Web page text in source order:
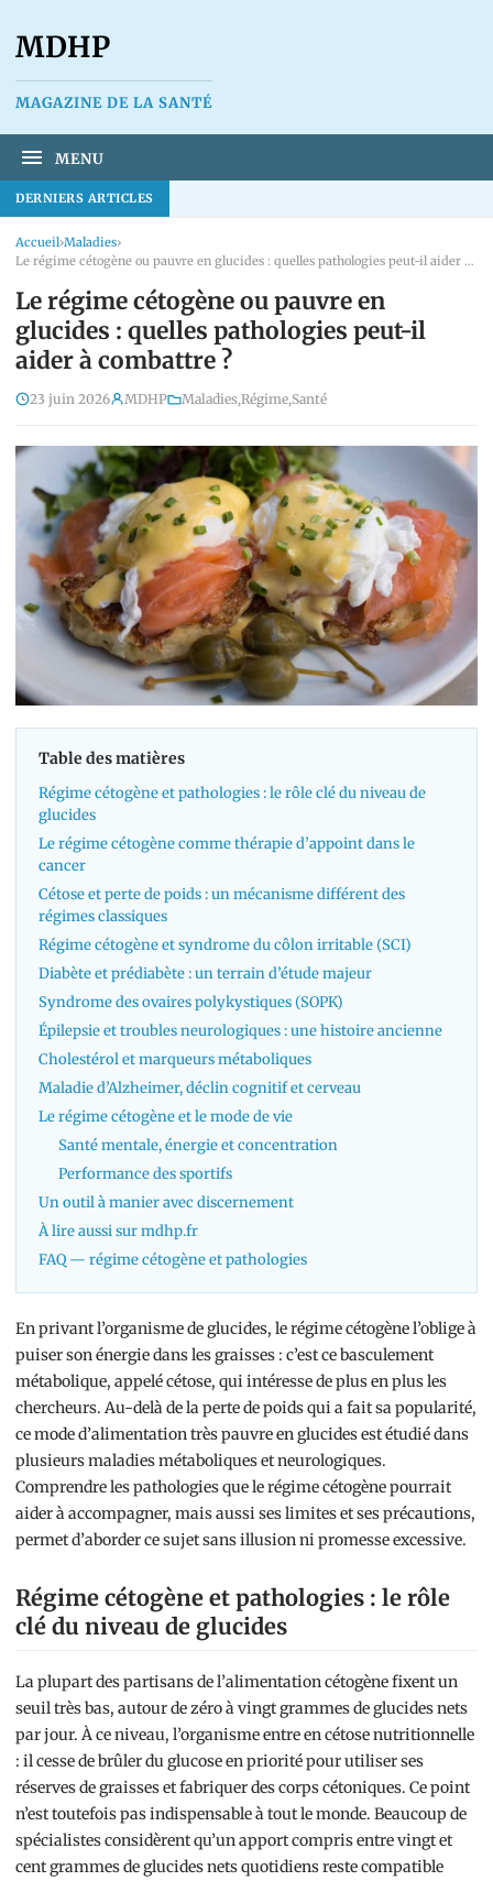
MDHP
MAGAZINE DE LA SANTÉ
MENU
DERNIERS ARTICLES
Accueil›Maladies›
Le régime cétogène ou pauvre en glucides : quelles pathologies peut-il aider à combattre ?
Le régime cétogène ou pauvre en
glucides : quelles pathologies peut-il
aider à combattre ?
23 juin 2026 MDHP Maladies,Régime,Santé
Table des matières
Régime cétogène et pathologies : le rôle clé du niveau de
glucides
Le régime cétogène comme thérapie d’appoint dans le
cancer
Cétose et perte de poids : un mécanisme différent des
régimes classiques
Régime cétogène et syndrome du côlon irritable (SCI)
Diabète et prédiabète : un terrain d’étude majeur
Syndrome des ovaires polykystiques (SOPK)
Épilepsie et troubles neurologiques : une histoire ancienne
Cholestérol et marqueurs métaboliques
Maladie d’Alzheimer, déclin cognitif et cerveau
Le régime cétogène et le mode de vie
Santé mentale, énergie et concentration
Performance des sportifs
Un outil à manier avec discernement
À lire aussi sur mdhp.fr
FAQ — régime cétogène et pathologies
En privant l’organisme de glucides, le régime cétogène l’oblige à
puiser son énergie dans les graisses : c’est ce basculement
métabolique, appelé cétose, qui intéresse de plus en plus les
chercheurs. Au-delà de la perte de poids qui a fait sa popularité,
ce mode d’alimentation très pauvre en glucides est étudié dans
plusieurs maladies métaboliques et neurologiques.
Comprendre les pathologies que le régime cétogène pourrait
aider à accompagner, mais aussi ses limites et ses précautions,
permet d’aborder ce sujet sans illusion ni promesse excessive.
Régime cétogène et pathologies : le rôle
clé du niveau de glucides
La plupart des partisans de l’alimentation cétogène fixent un
seuil très bas, autour de zéro à vingt grammes de glucides nets
par jour. À ce niveau, l’organisme entre en cétose nutritionnelle
: il cesse de brûler du glucose en priorité pour utiliser ses
réserves de graisses et fabriquer des corps cétoniques. Ce point
n’est toutefois pas indispensable à tout le monde. Beaucoup de
spécialistes considèrent qu’un apport compris entre vingt et
cent grammes de glucides nets quotidiens reste compatible